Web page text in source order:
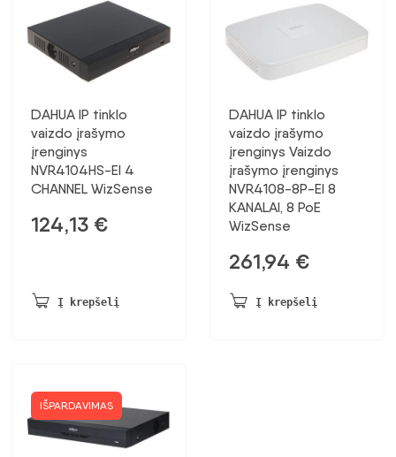
DAHUA IP tinklo
vaizdo įrašymo
įrenginys
NVR4104HS-EI 4
CHANNEL WizSense
124,13 €
Į krepšelį
DAHUA IP tinklo
vaizdo įrašymo
įrenginys Vaizdo
įrašymo įrenginys
NVR4108-8P-EI 8
KANALAI, 8 PoE
WizSense
261,94 €
Į krepšelį
IŠPARDAVIMAS